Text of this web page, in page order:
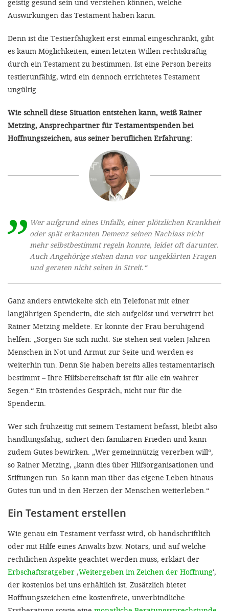
geistig gesund sein und verstehen können, welche
Auswirkungen das Testament haben kann.
Denn ist die Testierfähigkeit erst einmal eingeschränkt, gibt
es kaum Möglichkeiten, einen letzten Willen rechtskräftig
durch ein Testament zu bestimmen. Ist eine Person bereits
testierunfähig, wird ein dennoch errichtetes Testament
ungültig.
Wie schnell diese Situation entstehen kann, weiß Rainer
Metzing, Ansprechpartner für Testamentspenden bei
Hoffnungszeichen, aus seiner beruflichen Erfahrung:
Wer aufgrund eines Unfalls, einer plötzlichen Krankheit
oder spät erkannten Demenz seinen Nachlass nicht
mehr selbstbestimmt regeln konnte, leidet oft darunter.
Auch Angehörige stehen dann vor ungeklärten Fragen
und geraten nicht selten in Streit.“
Ganz anders entwickelte sich ein Telefonat mit einer
langjährigen Spenderin, die sich aufgelöst und verwirrt bei
Rainer Metzing meldete. Er konnte der Frau beruhigend
helfen: „Sorgen Sie sich nicht. Sie stehen seit vielen Jahren
Menschen in Not und Armut zur Seite und werden es
weiterhin tun. Denn Sie haben bereits alles testamentarisch
bestimmt – Ihre Hilfsbereitschaft ist für alle ein wahrer
Segen.“ Ein tröstendes Gespräch, nicht nur für die
Spenderin.
Wer sich frühzeitig mit seinem Testament befasst, bleibt also
handlungsfähig, sichert den familiären Frieden und kann
zudem Gutes bewirken. „Wer gemeinnützig vererben will“,
so Rainer Metzing, „kann dies über Hilfsorganisationen und
Stiftungen tun. So kann man über das eigene Leben hinaus
Gutes tun und in den Herzen der Menschen weiterleben.“
Ein Testament erstellen
Wie genau ein Testament verfasst wird, ob handschriftlich
oder mit Hilfe eines Anwalts bzw. Notars, und auf welche
rechtlichen Aspekte geachtet werden muss, erklärt der
Erbschaftsratgeber ,Weitergeben im Zeichen der Hoffnung',
der kostenlos bei uns erhältlich ist. Zusätzlich bietet
Hoffnungszeichen eine kostenfreie, unverbindliche